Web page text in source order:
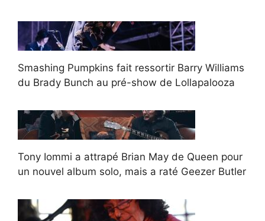
Smashing Pumpkins fait ressortir Barry Williams
du Brady Bunch au pré-show de Lollapalooza
Tony Iommi a attrapé Brian May de Queen pour
un nouvel album solo, mais a raté Geezer Butler